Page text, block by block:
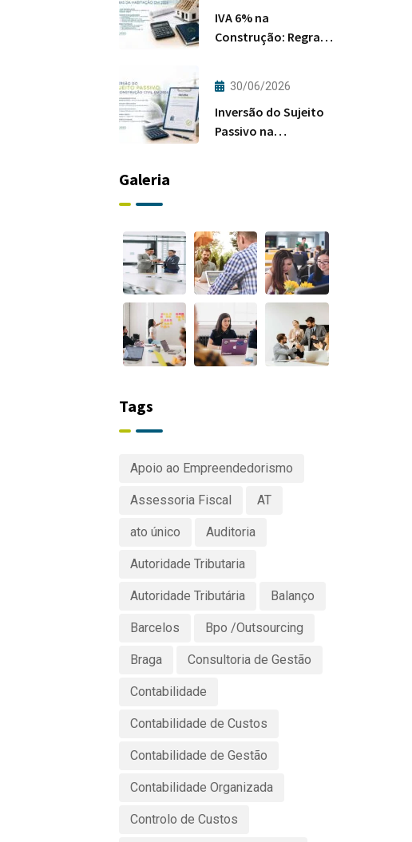
IVA 6% na
Construção: Regras
30/06/2026
Inversão do Sujeito
Passivo na
Galeria
Tags
Apoio ao Empreendedorismo
Assessoria Fiscal AT
ato único Auditoria
Autoridade Tributaria
Autoridade Tributária Balanço
Barcelos Bpo /Outsourcing
Braga Consultoria de Gestão
Contabilidade
Contabilidade de Custos
Contabilidade de Gestão
Contabilidade Organizada
Controlo de Custos